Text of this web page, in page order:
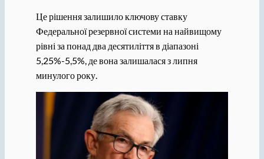
Це рішення залишило ключову ставку
Федеральної резервної системи на найвищому
рівні за понад два десятиліття в діапазоні
5,25%-5,5%, де вона залишалася з липня
минулого року.